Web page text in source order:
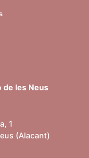
de les Neus
1
(Alacant)